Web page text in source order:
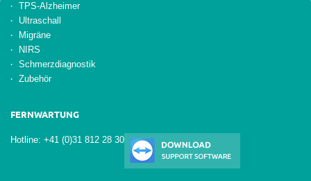
TPS-Alzheimer
Ultraschall
Migräne
NIRS
Schmerzdiagnostik
Zubehör
FERNWARTUNG
Hotline: +41 (0)31 812 28 30